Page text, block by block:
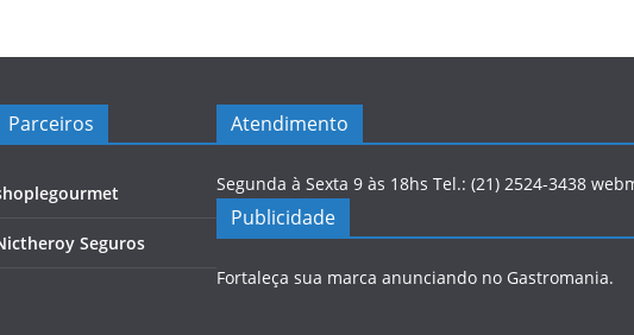
Parceiros
Seguros
Atendimento
Segunda à Sexta 9 às 18hs Tel.: (21) 2524-3438
Publicidade
Fortaleça sua marca anunciando no Gastromania.